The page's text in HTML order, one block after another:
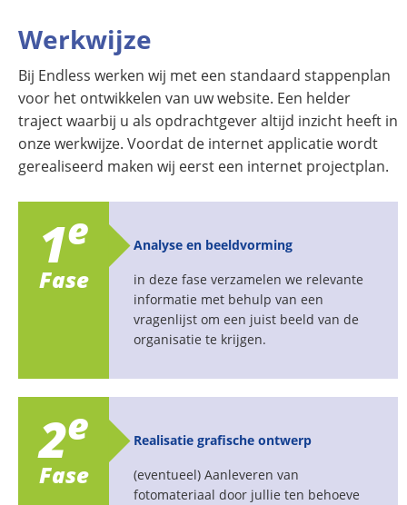
Werkwijze
Bij Endless werken wij met een standaard stappenplan
voor het ontwikkelen van uw website. Een helder
traject waarbij u als opdrachtgever altijd inzicht heeft in
onze werkwijze. Voordat de internet applicatie wordt
gerealiseerd maken wij eerst een internet projectplan.
1e
Fase
Analyse en beeldvorming
in deze fase verzamelen we relevante
informatie met behulp van een
vragenlijst om een juist beeld van de
organisatie te krijgen.
2e
Fase
Realisatie grafische ontwerp
(eventueel) Aanleveren van
fotomateriaal door jullie ten behoeve